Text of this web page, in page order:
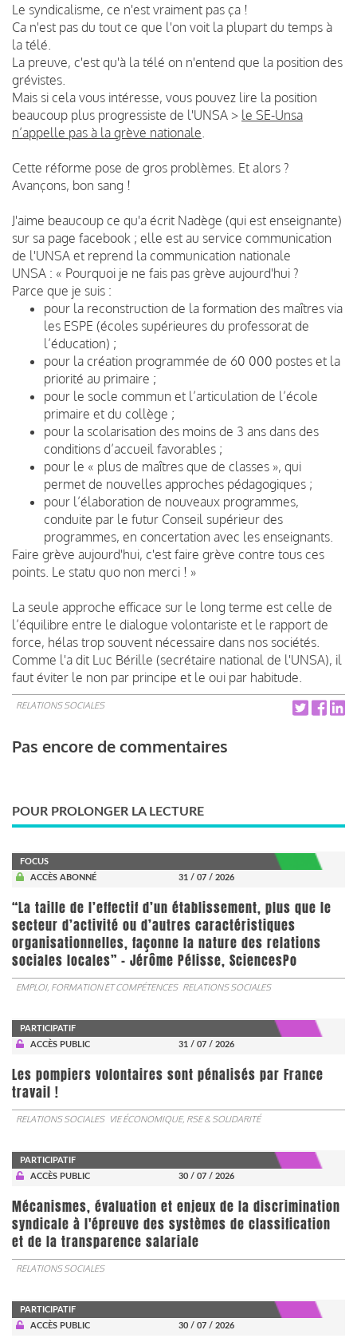
Le syndicalisme, ce n'est vraiment pas ça !
Ca n'est pas du tout ce que l'on voit la plupart du temps à
la télé.
La preuve, c'est qu'à la télé on n'entend que la position des
grévistes.
Mais si cela vous intéresse, vous pouvez lire la position
beaucoup plus progressiste de l'UNSA > le SE-Unsa
n’appelle pas à la grève nationale
Cette réforme pose de gros problèmes. Et alors ?
Avançons, bon sang !
J'aime beaucoup ce qu'a écrit Nadège (qui est enseignante)
sur sa page facebook ; elle est au service communication
de l'UNSA et reprend la communication nationale
UNSA : « Pourquoi je ne fais pas grève aujourd'hui ?
Parce que je suis :
pour la reconstruction de la formation des maîtres via
les ESPE (écoles supérieures du professorat de
l’éducation) ;
pour la création programmée de 60 000 postes et la
priorité au primaire ;
pour le socle commun et l’articulation de l’école
primaire et du collège ;
pour la scolarisation des moins de 3 ans dans des
conditions d’accueil favorables ;
pour le « plus de maîtres que de classes », qui
permet de nouvelles approches pédagogiques ;
pour l’élaboration de nouveaux programmes,
conduite par le futur Conseil supérieur des
programmes, en concertation avec les enseignants.
Faire grève aujourd'hui, c'est faire grève contre tous ces
points. Le statu quo non merci ! »
La seule approche efficace sur le long terme est celle de
l’équilibre entre le dialogue volontariste et le rapport de
force, hélas trop souvent nécessaire dans nos sociétés.
Comme l'a dit Luc Bérille (secrétaire national de l'UNSA), il
faut éviter le non par principe et le oui par habitude.
RELATIONS SOCIALES
Pas encore de commentaires
POUR PROLONGER LA LECTURE
FOCUS
ACCÈS ABONNÉ
31 / 07 / 2026
“La taille de l’effectif d’un établissement, plus que le
secteur d’activité ou d’autres caractéristiques
organisationnelles, façonne la nature des relations
sociales locales” - Jérôme Pélisse, SciencesPo
EMPLOI, FORMATION ET COMPÉTENCES RELATIONS SOCIALES
PARTICIPATIF
ACCÈS PUBLIC
31 / 07 / 2026
Les pompiers volontaires sont pénalisés par France
travail !
RELATIONS SOCIALES VIE ÉCONOMIQUE, RSE & SOLIDARITÉ
PARTICIPATIF
ACCÈS PUBLIC
30 / 07 / 2026
Mécanismes, évaluation et enjeux de la discrimination
syndicale à l'épreuve des systèmes de classification
et de la transparence salariale
RELATIONS SOCIALES
PARTICIPATIF
ACCÈS PUBLIC
30 / 07 / 2026